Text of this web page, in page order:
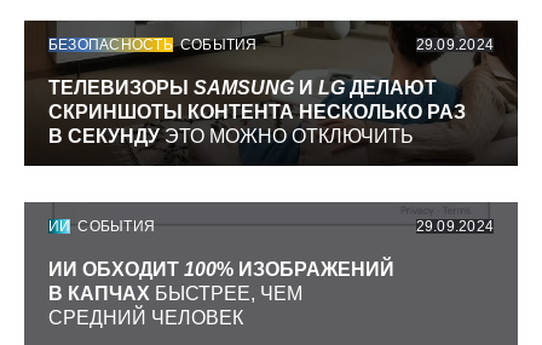
БЕЗОПАСНОСТЬ СОБЫТИЯ 29.09.2024
ТЕЛЕВИЗОРЫ SAMSUNG И LGДЕЛАЮТ
СКРИНШОТЫ КОНТЕНТА НЕСКОЛЬКО РАЗ
В СЕКУНДУЭТО МОЖНО ОТКЛЮЧИТЬ
ИИ СОБЫТИЯ 29.09.2024
ИИ ОБХОДИТ 100% ИЗОБРАЖЕНИЙ
В КАПЧАХ БЫСТРЕЕ, ЧЕМ
СРЕДНИЙ ЧЕЛОВЕК